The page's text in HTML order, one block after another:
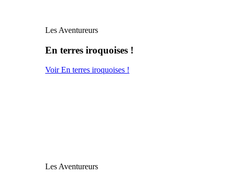
Les Aventureurs
En terres iroquoises !
Voir En terres iroquoises !
Les Aventureurs